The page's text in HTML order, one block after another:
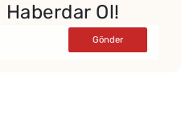
Ol!